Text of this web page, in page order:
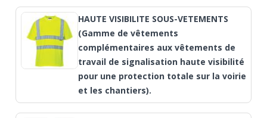
HAUTE VISIBILITE SOUS-VETEMENTS
(Gamme de vêtements
complémentaires aux vêtements de
travail de signalisation haute visibilité
pour une protection totale sur la voirie
et les chantiers).